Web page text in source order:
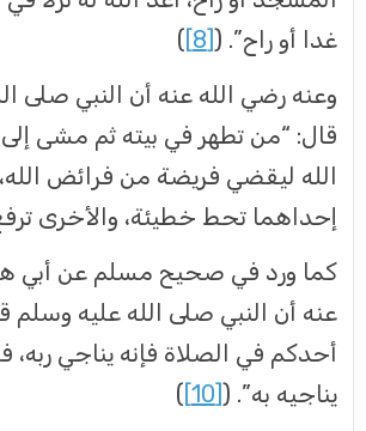
غدا أو راح”. ([8]
)
وعنه رضي الله عنه أن النبي صلى
قال: “من تطهر في بيته ثم مشى
الله ليقضي فريضة من فرائض
إحداهما تحط خطيئة، والأخرى
كما ورد في صحيح مسلم عن أبي
عنه أن النبي صلى الله عليه وسلم
أحدكم في الصلاة فإنه يناجي ربه،
يناجيه به”. ([10]
)